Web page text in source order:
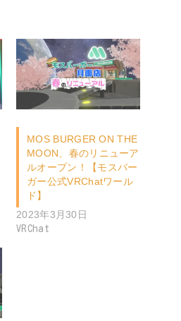
MOS BURGER ON THE
MOON、春のリニューア
ルオープン！【モスバー
ガー公式VRChatワール
ド】
2023年3月30日
VRChat